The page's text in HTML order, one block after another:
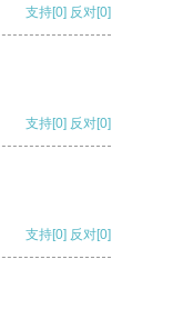
支持[0] 反对[0]
支持[0] 反对[0]
支持[0] 反对[0]